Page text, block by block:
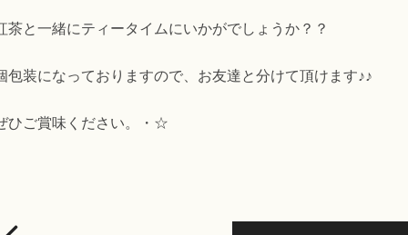
茶と一緒にティータイムにいかがでしょうか？？
包装になっておりますので、お友達と分けて頂けます♪♪
ひご賞味ください。・☆